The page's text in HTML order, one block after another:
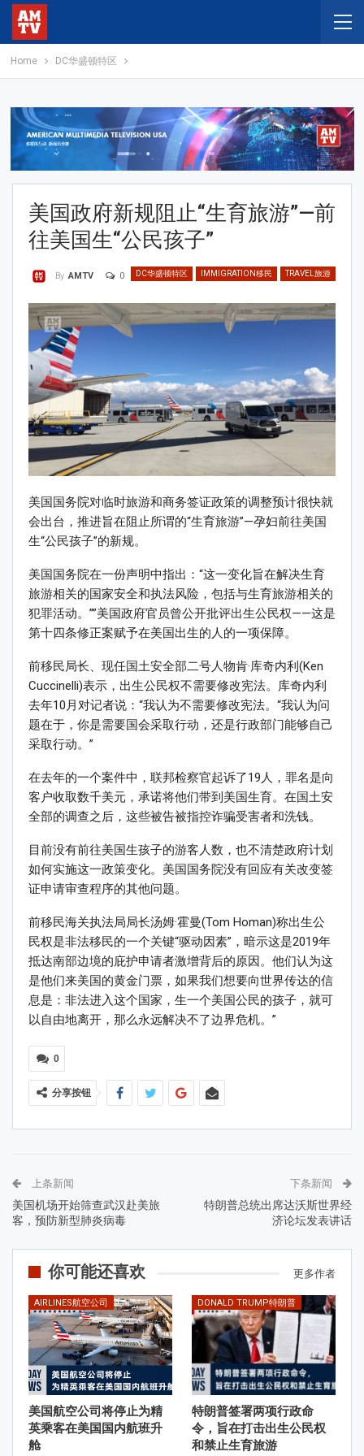
Home DC华盛顿特区
美国政府新规阻止“生育旅游”—前
往美国生“公民孩子”
DC华盛顿特区 IMMIGRATION移民 TRAVEL旅游
By AMTV 0
美国国务院对临时旅游和商务签证政策的调整预计很快就
会出台，推进旨在阻止所谓的“生育旅游”—孕妇前往美国
生“公民孩子”的新规。
美国国务院在一份声明中指出：“这一变化旨在解决生育
旅游相关的国家安全和执法风险，包括与生育旅游相关的
犯罪活动。””美国政府官员曾公开批评出生公民权——这是
第十四条修正案赋予在美国出生的人的一项保障。
前移民局长、现任国土安全部二号人物肯·库奇内利(Ken
Cuccinelli)表示，出生公民权不需要修改宪法。库奇内利
去年10月对记者说：“我认为不需要修改宪法。“我认为问
题在于，你是需要国会采取行动，还是行政部门能够自己
采取行动。”
在去年的一个案件中，联邦检察官起诉了19人，罪名是向
客户收取数千美元，承诺将他们带到美国生育。在国土安
全部的调查之后，这些被告被指控诈骗受害者和洗钱。
目前没有前往美国生孩子的游客人数，也不清楚政府计划
如何实施这一政策变化。美国国务院没有回应有关改变签
证申请审查程序的其他问题。
前移民海关执法局局长汤姆·霍曼(Tom Homan)称出生公
民权是非法移民的一个关键“驱动因素”，暗示这是2019年
抵达南部边境的庇护申请者激增背后的原因。他们认为这
是他们来美国的黄金门票，如果我们想要向世界传达的信
息是：非法进入这个国家，生一个美国公民的孩子，就可
以自由地离开，那么永远解决不了边界危机。”
0
分享按钮
上条新闻
美国机场开始筛查武汉赴美旅
客，预防新型肺炎病毒
下条新闻
特朗普总统出席达沃斯世界经
济论坛发表讲话
你可能还喜欢 更多作者
AIRLINES航空公司
美国航空公司将停止为精
英乘客在美国国内航班升
舱
DONALD TRUMP特朗普
特朗普签署两项行政命
令，旨在打击出生公民权
和禁止生育旅游